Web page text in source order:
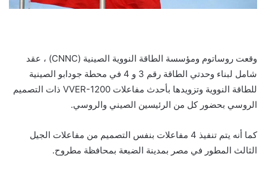
وقعت روساتوم ومؤسسة الطاقة النووية الصينية (CNNC) ، عقد
شامل لبناء وحدتي الطاقة رقم 3 و 4 في محطة جودابو الصينية
للطاقة النووية وتزويدها بأحدث مفاعلات VVER-1200 ذات التصميم
الروسي بحضور كل من الرئيسين الصيني والروسي.
كما أنه يتم تنفيذ 4 مفاعلات بنفس التصميم من مفاعلات الجيل
الثالث المطور في مصر بمدينة الضبعة بمحافظة مطروح.